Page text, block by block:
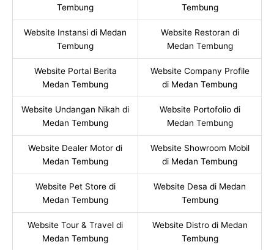
Tembung
Tembung
Website Instansi di Medan
Tembung
Website Restoran di
Medan Tembung
Website Portal Berita
Medan Tembung
Website Company Profile
di Medan Tembung
Website Undangan Nikah di
Medan Tembung
Website Portofolio di
Medan Tembung
Website Dealer Motor di
Medan Tembung
Website Showroom Mobil
di Medan Tembung
Website Pet Store di
Medan Tembung
Website Desa di Medan
Tembung
Website Tour & Travel di
Medan Tembung
Website Distro di Medan
Tembung